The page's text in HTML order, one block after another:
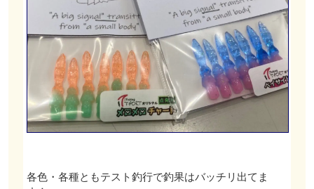
各色・各種ともテスト釣行で釣果はバッチリ出てま